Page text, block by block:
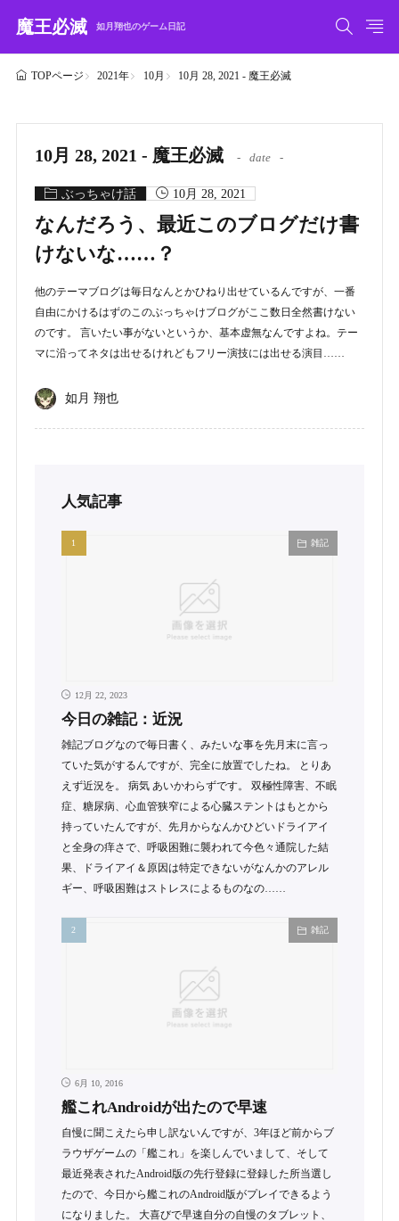
魔王必滅 如月翔也のゲーム日記
TOPページ 2021年 10月 10月 28, 2021 - 魔王必滅
10月 28, 2021 - 魔王必滅 date
ぶっちゃけ話 10月 28, 2021
なんだろう、最近このブログだけ書
けないな……？
他のテーマブログは毎日なんとかひねり出せているんですが、一番
自由にかけるはずのこのぶっちゃけブログがここ数日全然書けない
のです。 言いたい事がないというか、基本虚無なんですよね。テー
マに沿ってネタは出せるけれどもフリー演技には出せる演目……
如月 翔也
人気記事
雑記
12月 22, 2023
今日の雑記：近況
雑記ブログなので毎日書く、みたいな事を先月末に言っ
ていた気がするんですが、完全に放置でしたね。 とりあ
えず近況を。 病気 あいかわらずです。 双極性障害、不眠
症、糖尿病、心血管狭窄による心臓ステントはもとから
持っていたんですが、先月からなんかひどいドライアイ
と全身の痒さで、呼吸困難に襲われて今色々通院した結
果、ドライアイ＆原因は特定できないがなんかのアレル
ギー、呼吸困難はストレスによるものなの……
雑記
6月 10, 2016
艦これAndroidが出たので早速
自慢に聞こえたら申し訳ないんですが、3年ほど前からブ
ラウザゲームの「艦これ」を楽しんでいまして、そして
最近発表されたAndroid版の先行登録に登録した所当選し
たので、今日から艦これのAndroid版がプレイできるよう
になりました。 大喜びで早速自分の自慢のタブレット、